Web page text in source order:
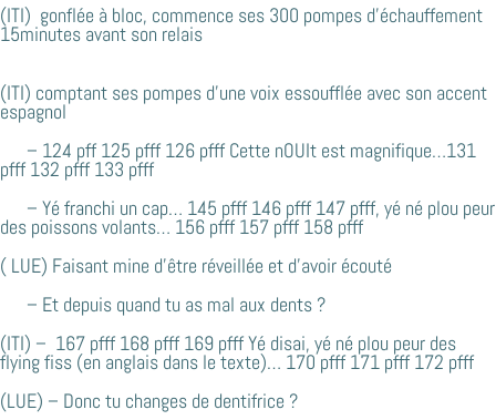
(ITI) gonflée à bloc, commence ses 300 pompes d’échauffement
15minutes avant son relais
(ITI) comptant ses pompes d’une voix essoufflée avec son accent
espagnol
– 124 pff 125 pfff 126 pfff Cette nOUIt est magnifique…131
pfff 132 pfff 133 pfff
– Yé franchi un cap… 145 pfff 146 pfff 147 pfff, yé né plou peur
des poissons volants… 156 pfff 157 pfff 158 pfff
( LUE) Faisant mine d’être réveillée et d’avoir écouté
– Et depuis quand tu as mal aux dents ?
(ITI) – 167 pfff 168 pfff 169 pfff Yé disai, yé né plou peur des
flying fiss (en anglais dans le texte)… 170 pfff 171 pfff 172 pfff
(LUE) – Donc tu changes de dentifrice ?